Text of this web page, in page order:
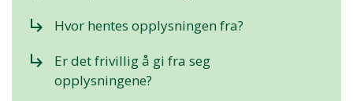
subdirectory_arrow_right Hvor hentes opplysningen fra?
subdirectory_arrow_right
Er det frivillig å gi fra seg
opplysningene?